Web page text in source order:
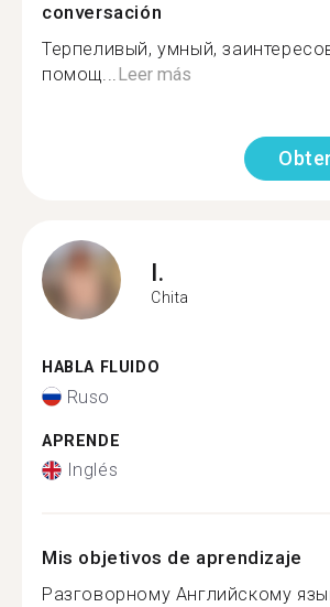
conversación
Терпеливый, умный,
помощ...Leer más
I.
Chita
HABLA FLUIDO
Ruso
APRENDE
Inglés
Mis objetivos de aprendizaje
Разговорному Английскому